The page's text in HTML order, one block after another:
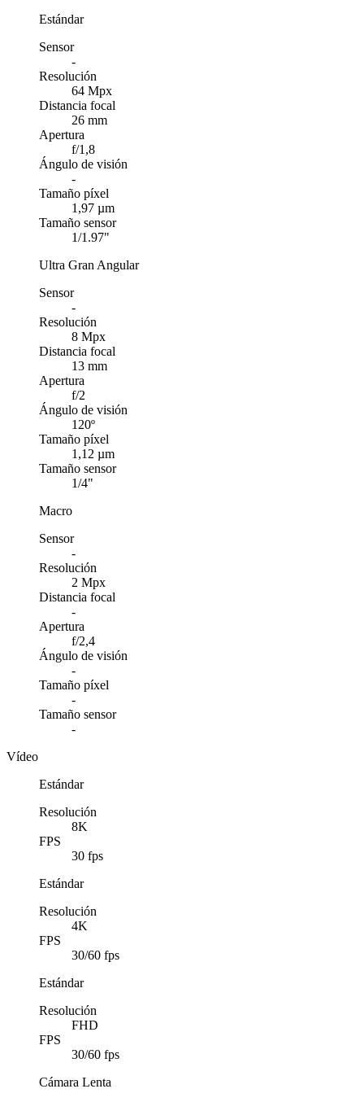
Estándar
Sensor
-
Resolución
64 Mpx
Distancia focal
26 mm
Apertura
f/1,8
Ángulo de visión
-
Tamaño píxel
1,97 µm
Tamaño sensor
1/1.97"
Ultra Gran Angular
Sensor
-
Resolución
8 Mpx
Distancia focal
13 mm
Apertura
f/2
Ángulo de visión
120º
Tamaño píxel
1,12 µm
Tamaño sensor
1/4"
Macro
Sensor
-
Resolución
2 Mpx
Distancia focal
-
Apertura
f/2,4
Ángulo de visión
-
Tamaño píxel
-
Tamaño sensor
-
Vídeo
Estándar
Resolución
8K
FPS
30 fps
Estándar
Resolución
4K
FPS
30/60 fps
Estándar
Resolución
FHD
FPS
30/60 fps
Cámara Lenta